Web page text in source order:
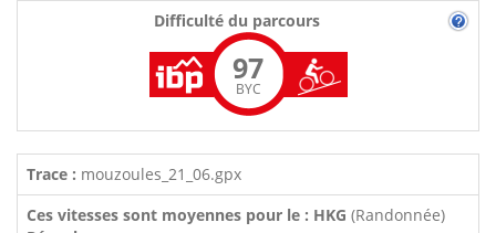
Difficulté du parcours
97
BYC
Trace : mouzoules_21_06.gpx
Ces vitesses sont moyennes pour le : HKG (Randonnée)